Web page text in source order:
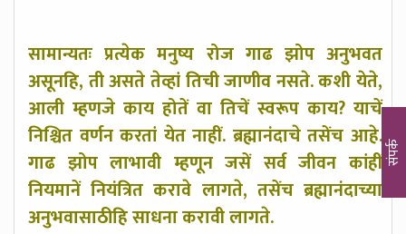
सामान्यतः प्रत्येक मनुष्य रोज गाढ झोप अनुभवत
असूनहि, ती असते तेव्हां तिची जाणीव नसते. कशी येते,
आली म्हणजे काय होतें वा तिचें स्वरूप काय? याचें
निश्चित वर्णन करतां येत नाहीं. ब्रह्मानंदाचे तसेंच आहे.
गाढ झोप लाभावी म्हणून जसें सर्व जीवन कांहीं
नियमानें नियंत्रित करावे लागते, तसेंच ब्रह्मानंदाच्या
अनुभवासाठीहि साधना करावी लागते.
संपर्क